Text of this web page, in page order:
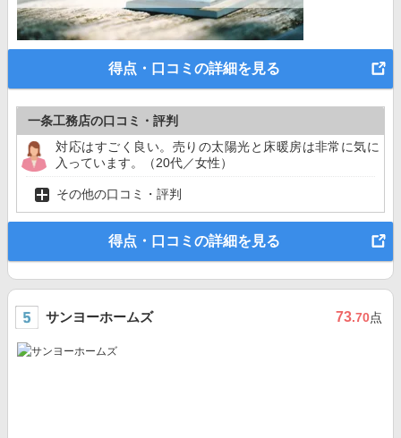
得点・口コミの詳細を見る
一条工務店の口コミ・評判
対応はすごく良い。売りの太陽光と床暖房は非常に気に
入っています。（20代／女性）
その他の口コミ・評判
得点・口コミの詳細を見る
サンヨーホームズ 73.70点